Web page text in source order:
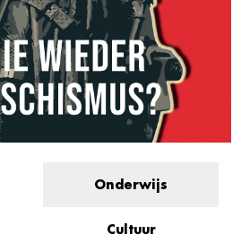
Onderwijs
Cultuur